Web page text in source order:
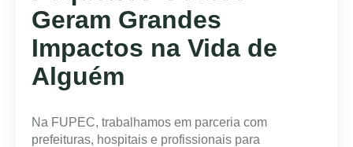
Geram Grandes
Impactos na Vida de
Alguém
Na FUPEC, trabalhamos em parceria com
prefeituras, hospitais e profissionais para